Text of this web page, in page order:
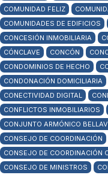
COMUNIDAD FELIZ
COMUNIDADES DE EDIFICIOS
CONCESIÓN INMOBILIARIA
CÓNCLAVE
CONCÓN
CONDOMINIOS DE HECHO
CONDONACIÓN DOMICILIARIA
CONECTIVIDAD DIGITAL
CONFLICTOS INMOBILIARIOS
CONJUNTO ARMÓNICO
CONSEJO DE COORDINACIÓN
CONSEJO DE COORDINACIÓN
CONSEJO DE MINISTROS